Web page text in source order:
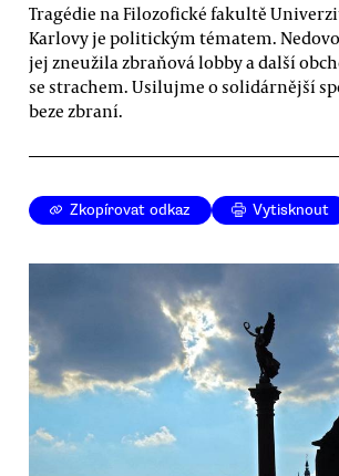
Tragédie na Filozofické fakultě
Karlovy je politickým tématem.
jej zneužila zbraňová lobby a další
se strachem. Usilujme o solidárnější
beze zbraní.
Zkopírovat odkaz Vytisknout